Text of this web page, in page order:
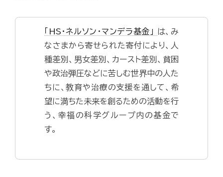
「HS・ネルソン・マンデラ基金」 は、み
なさまから寄せられた寄付により、人
種差別、男女差別、カースト差別、貧困
や政治弾圧などに苦しむ世界中の人た
ちに、教育や治療の支援を通して、希
望に満ちた未来を創るための活動を行
う、幸福の科学グループ内の基金で
す。